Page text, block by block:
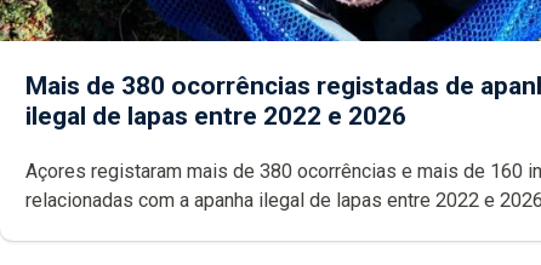
Mais de 380 ocorrências registadas de
ilegal de lapas entre 2022 e 2026
Açores registaram mais de 380 ocorrências e mais de 160 inspeções
relacionadas com a apanha ilegal de lapas entre 2022 e 2026. A ilha